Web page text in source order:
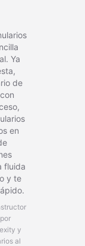
Ya
de
en
fluida
y te
y
al